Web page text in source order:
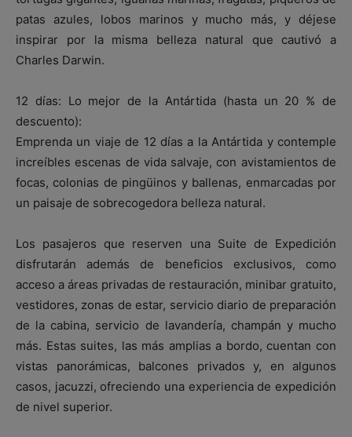
patas azules, lobos marinos y mucho más, y déjese
inspirar por la misma belleza natural que cautivó a
Charles Darwin.
12 días: Lo mejor de la Antártida (hasta un 20 % de
descuento):
Emprenda un viaje de 12 días a la Antártida y contemple
increíbles escenas de vida salvaje, con avistamientos de
focas, colonias de pingüinos y ballenas, enmarcadas por
un paisaje de sobrecogedora belleza natural.
Los pasajeros que reserven una Suite de Expedición
disfrutarán además de beneficios exclusivos, como
acceso a áreas privadas de restauración, minibar gratuito,
vestidores, zonas de estar, servicio diario de preparación
de la cabina, servicio de lavandería, champán y mucho
más. Estas suites, las más amplias a bordo, cuentan con
vistas panorámicas, balcones privados y, en algunos
casos, jacuzzi, ofreciendo una experiencia de expedición
de nivel superior.